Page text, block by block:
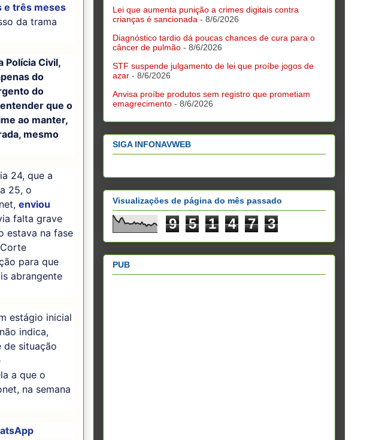
e três meses
da trama
Polícia Civil,
do
do
que o
ao manter,
mesmo
24, que a
25, o
enviou
falta grave
estava na fase
para que
abrangente
estágio inicial
indica,
de situação
a que o
na semana
Lei que aumenta punição a crimes digitais contra
crianças é sancionada - 8/6/2026
Diagnóstico tardio dá poucas chances de cura para o
câncer de pulmão - 8/6/2026
STF suspende julgamento de lei que proíbe jogos de
azar - 8/6/2026
Anvisa proíbe produtos sem registro que prometiam
emagrecimento - 8/6/2026
SIGA INFONAVWEB
Visualizações de página do mês passado
9 5 1 4 7 3
PUB